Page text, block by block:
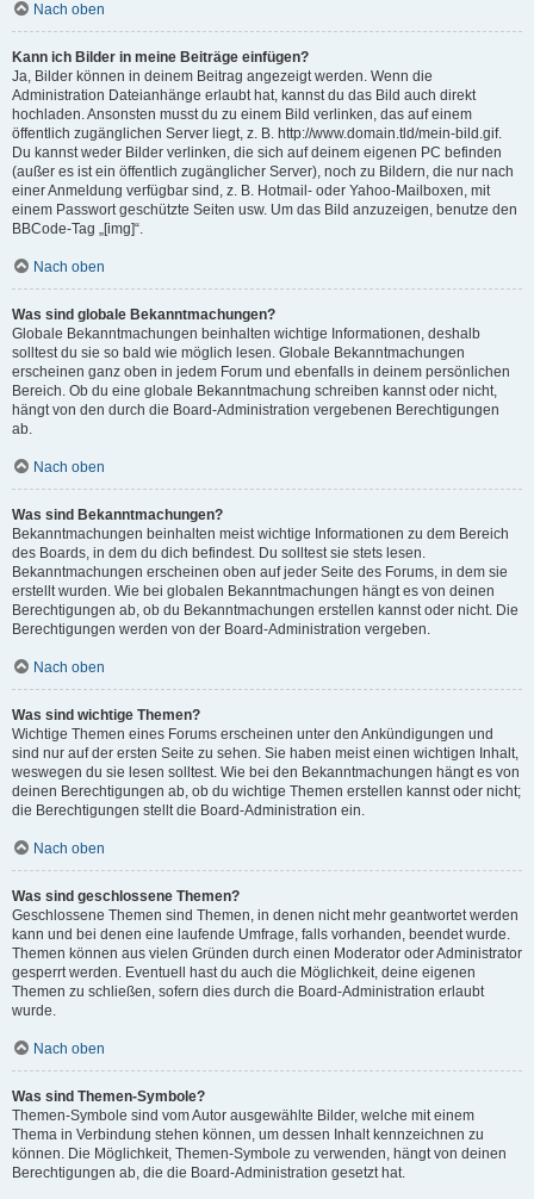
Nach oben
Kann ich Bilder in meine Beiträge einfügen?
Ja, Bilder können in deinem Beitrag angezeigt werden. Wenn die
Administration Dateianhänge erlaubt hat, kannst du das Bild auch direkt
hochladen. Ansonsten musst du zu einem Bild verlinken, das auf einem
öffentlich zugänglichen Server liegt, z. B. http://www.domain.tld/mein-bild.gif.
Du kannst weder Bilder verlinken, die sich auf deinem eigenen PC befinden
(außer es ist ein öffentlich zugänglicher Server), noch zu Bildern, die nur nach
einer Anmeldung verfügbar sind, z. B. Hotmail- oder Yahoo-Mailboxen, mit
einem Passwort geschützte Seiten usw. Um das Bild anzuzeigen, benutze den
BBCode-Tag „[img]“.
Nach oben
Was sind globale Bekanntmachungen?
Globale Bekanntmachungen beinhalten wichtige Informationen, deshalb
solltest du sie so bald wie möglich lesen. Globale Bekanntmachungen
erscheinen ganz oben in jedem Forum und ebenfalls in deinem persönlichen
Bereich. Ob du eine globale Bekanntmachung schreiben kannst oder nicht,
hängt von den durch die Board-Administration vergebenen Berechtigungen
ab.
Nach oben
Was sind Bekanntmachungen?
Bekanntmachungen beinhalten meist wichtige Informationen zu dem Bereich
des Boards, in dem du dich befindest. Du solltest sie stets lesen.
Bekanntmachungen erscheinen oben auf jeder Seite des Forums, in dem sie
erstellt wurden. Wie bei globalen Bekanntmachungen hängt es von deinen
Berechtigungen ab, ob du Bekanntmachungen erstellen kannst oder nicht. Die
Berechtigungen werden von der Board-Administration vergeben.
Nach oben
Was sind wichtige Themen?
Wichtige Themen eines Forums erscheinen unter den Ankündigungen und
sind nur auf der ersten Seite zu sehen. Sie haben meist einen wichtigen Inhalt,
weswegen du sie lesen solltest. Wie bei den Bekanntmachungen hängt es von
deinen Berechtigungen ab, ob du wichtige Themen erstellen kannst oder nicht;
die Berechtigungen stellt die Board-Administration ein.
Nach oben
Was sind geschlossene Themen?
Geschlossene Themen sind Themen, in denen nicht mehr geantwortet werden
kann und bei denen eine laufende Umfrage, falls vorhanden, beendet wurde.
Themen können aus vielen Gründen durch einen Moderator oder Administrator
gesperrt werden. Eventuell hast du auch die Möglichkeit, deine eigenen
Themen zu schließen, sofern dies durch die Board-Administration erlaubt
wurde.
Nach oben
Was sind Themen-Symbole?
Themen-Symbole sind vom Autor ausgewählte Bilder, welche mit einem
Thema in Verbindung stehen können, um dessen Inhalt kennzeichnen zu
können. Die Möglichkeit, Themen-Symbole zu verwenden, hängt von deinen
Berechtigungen ab, die die Board-Administration gesetzt hat.